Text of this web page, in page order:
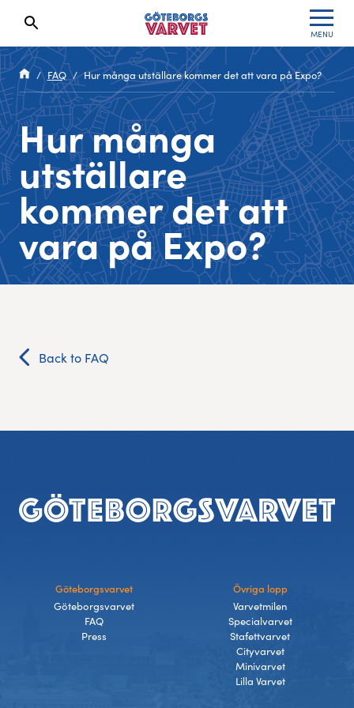
MENU
Search results will show up here
FAQ Hur många utställare kommer det att vara på Expo?
Hur många
utställare
kommer det att
vara på Expo?
Back to FAQ
Footer
Göteborgsvarvet
Göteborgsvarvet
FAQ
Press
Övriga lopp
Varvetmilen
Specialvarvet
Stafettvarvet
Cityvarvet
Minivarvet
Lilla Varvet
Waiting List
Race information
Seeding system
Race Course
Göteborgsvarvet Expo
Follow the race
Specialvarvet
Stafettvarvet
Cityvarvet
Minivarvet
Lilla Varvet
Varvetmilen
Results 2026
Results archive
Register for a race